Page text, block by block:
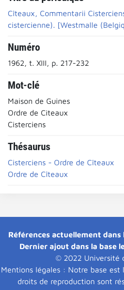
Cîteaux, Commentarii
cistercienne). [Westmalle
Numéro
1962, t. XIII, p. 217-232
Mot-clé
Maison de Guines
Ordre de Citeaux
Cisterciens
Thésaurus
Cisterciens - Ordre de Cîteaux
Ordre de Cîteaux
Références actuellement dans
Dernier ajout dans la base
© 2022 Université
Mentions légales : Notre base est
droits de reproduction sont